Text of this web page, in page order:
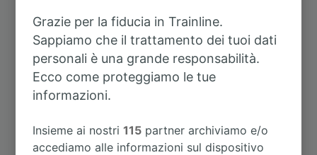
Itinerari più popolari da Wilwerwiltz
Durata
Grazie per la fiducia in Trainline.
Sappiamo che il trattamento dei tuoi dati
personali è una grande responsabilità.
Ecco come proteggiamo le tue
informazioni.
Insieme ai nostri115 partner archiviamo e/o
accediamo alle informazioni sul dispositivo